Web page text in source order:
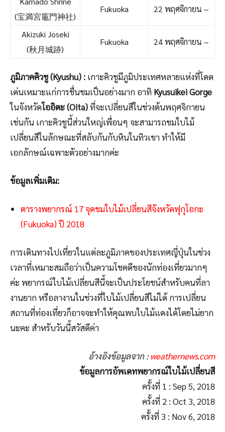
(宝満宮竈門神社)
Fukuoka 22 พฤศจิกายน ~
Akizuki Joseki
(秋月城跡)
Fukuoka 24 พฤศจิกายน ~
ภูมิภาคคิวชู (Kyushu) : เกาะคิวชูมีภูมิประเทศหลายแห่งที่โดด
เด่นเหมาะแก่การชื่นชมเป็นอย่างมาก อาทิ Kyusuikei Gorge
ในจังหวัดโออิตะ (Oita)ที่จะเปลี่ยนสีในช่วงต้นพฤศจิกายน
เช่นกัน เกาะคิวชูนี้ส่วนใหญ่เพื่อนๆ จะสามารถชมใบไม้
เปลี่ยนสีในลักษณะที่สลับกันกับหินในทิวเขา ทำให้มี
เอกลักษณ์เฉพาะตัวอย่างมากค่ะ
ข้อมูลเพิ่มเติม:
ตารางพยากรณ์ 17 จุดชมใบไม้เปลี่ยนสีจังหวัดฟุกุโอกะ
(Fukuoka) ปี 2018
การเดินทางไปเที่ยวในแต่ละภูมิภาคของประเทศญี่ปุ่นในช่วง
เวลาที่เหมาะสมถือว่าเป็นความโชคดีของนักท่องเที่ยวมากๆ
ค่ะ พยากรณ์ใบไม้เปลี่ยนสีนี้จะเป็นประโยชน์สำหรับคนที่ลา
งานยาก หรือลางานในช่วงที่ใบไม้เปลี่ยนสีไม่ได้ การเปลี่ยน
สถานที่ท่องเที่ยวก็อาจจะทำให้คุณพบใบไม้แดงได้โดยไม่ยาก
นะคะ สำหรับวันนี้สวัสดีค่า
อ้างอิงข้อมูลจาก : weathernews.com
ข้อมูลการอัพเดทพยากรณ์ใบไม้เปลี่ยนสี
ครั้งที่ 1 : Sep 5, 2018
ครั้งที่ 2 : Oct 3, 2018
ครั้งที่ 3 : Nov 6, 2018